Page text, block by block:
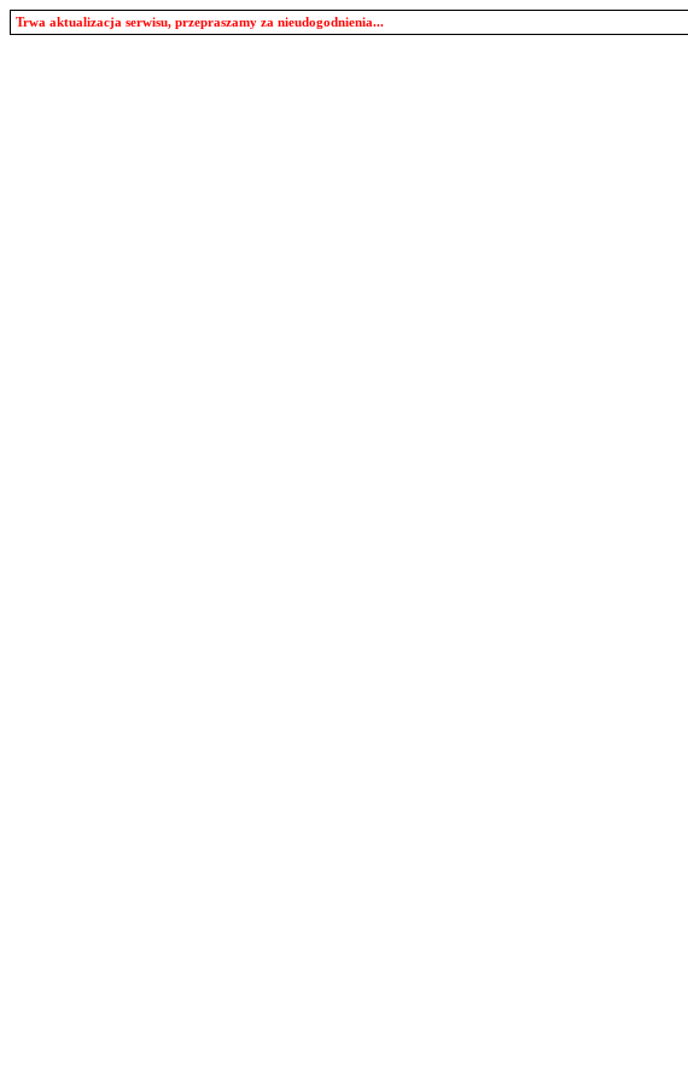
Trwa aktualizacja serwisu, przepraszamy za nieudogodnienia...